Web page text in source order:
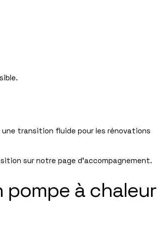
transition fluide pour les rénovations
sur notrepage d’accompagnement.
pompe à chaleur